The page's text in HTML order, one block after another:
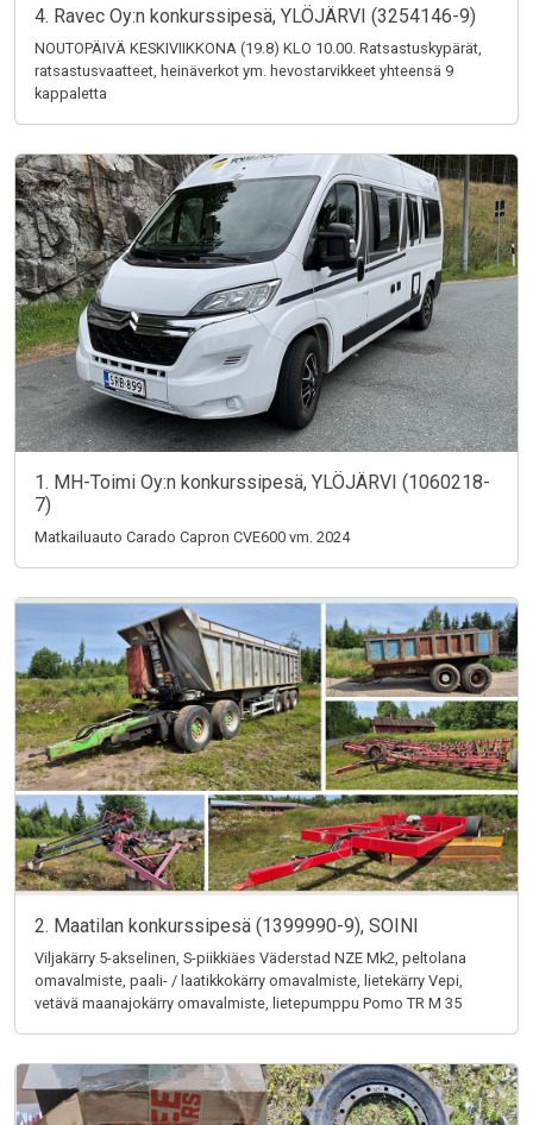
4. Ravec Oy:n konkurssipesä, YLÖJÄRVI (3254146-9)
NOUTOPÄIVÄ KESKIVIIKKONA (19.8) KLO 10.00. Ratsastuskypärät,
ratsastusvaatteet, heinäverkot ym. hevostarvikkeet yhteensä 9
kappaletta
1. MH-Toimi Oy:n konkurssipesä, YLÖJÄRVI (1060218-
7)
Matkailuauto Carado Capron CVE600 vm. 2024
2. Maatilan konkurssipesä (1399990-9), SOINI
Viljakärry 5-akselinen, S-piikkiäes Väderstad NZE Mk2, peltolana
omavalmiste, paali- / laatikkokärry omavalmiste, lietekärry Vepi,
vetävä maanajokärry omavalmiste, lietepumppu Pomo TR M 35